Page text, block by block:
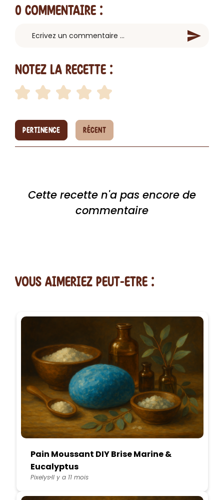
0 Commentaire :
Notez la recette :
PERTINENCE RÉCENT
Cette recette n'a pas encore de
commentaire
vous AIMERiEZ PEUT-ETRE :
Pain Moussant DIY Brise Marine &
Eucalyptus
PixelysIl y a 11 mois